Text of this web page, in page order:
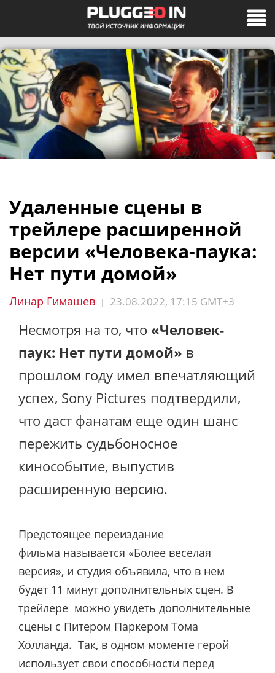
Удаленные сцены в
трейлере расширенной
версии «Человека-паука:
Нет пути домой»
Линар Гимашев | 23.08.2022, 17:15 GMT+3
Несмотря на то, что «Человек-
паук: Нет пути домой» в
прошлом году имел впечатляющий
успех, Sony Pictures подтвердили,
что даст фанатам еще один шанс
пережить судьбоносное
кинособытие, выпустив
расширенную версию.
Предстоящее переиздание
фильма называется «Более веселая
версия», и студия объявила, что в нем
будет 11 минут дополнительных сцен. В
трейлере можно увидеть дополнительные
сцены с Питером Паркером Тома
Холланда. Так, в одном моменте герой
использует свои способности перед